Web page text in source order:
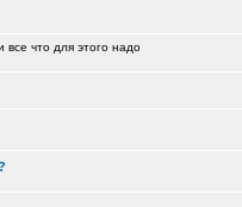
все что для этого надо